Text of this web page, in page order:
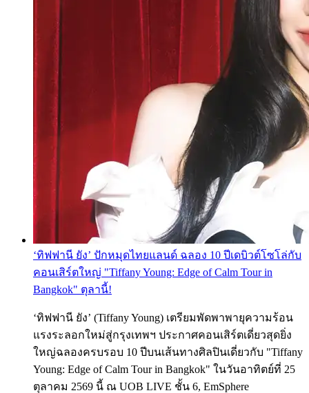
‘ทิฟฟานี ยัง’ ปักหมุดไทยแลนด์ ฉลอง 10 ปีเดบิวต์โซโล่กับ
คอนเสิร์ตใหญ่ "Tiffany Young: Edge of Calm Tour in
Bangkok" ตุลานี้!
‘ทิฟฟานี ยัง’ (Tiffany Young) เตรียมพัดพาพายุความร้อน
แรงระลอกใหม่สู่กรุงเทพฯ ประกาศคอนเสิร์ตเดี่ยวสุดยิ่ง
ใหญ่ฉลองครบรอบ 10 ปีบนเส้นทางศิลปินเดี่ยวกับ "Tiffany
Young: Edge of Calm Tour in Bangkok" ในวันอาทิตย์ที่ 25
ตุลาคม 2569 นี้ ณ UOB LIVE ชั้น 6, EmSphere